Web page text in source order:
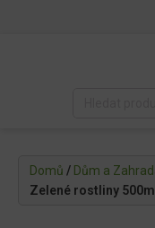
Domů / Dům a
Zelené rostliny 500ml